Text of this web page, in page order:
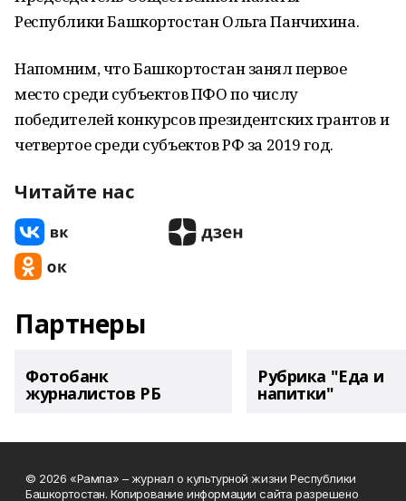
Республики Башкортостан Ольга Панчихина.
Напомним, что Башкортостан занял первое
место среди субъектов ПФО по числу
победителей конкурсов президентских грантов и
четвертое среди субъектов РФ за 2019 год.
Читайте нас
Партнеры
Фотобанк
журналистов РБ
Рубрика "Еда и
напитки"
© 2026 «Рампа» – журнал о культурной жизни Республики
Башкортостан. Копирование информации сайта разрешено